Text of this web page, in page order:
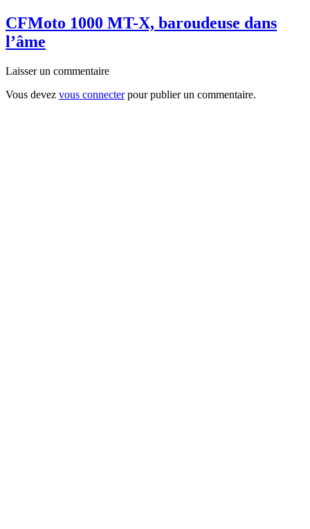
CFMoto 1000 MT-X, baroudeuse dans
l’âme
Laisser un commentaire
Vous devez vous connecterpour publier un commentaire.